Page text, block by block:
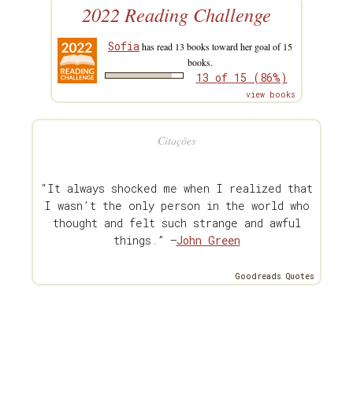
2022 Reading Challenge
Sofia has read 13 books toward her goal of 15
books.
13 of 15 (86%)
view books
Citações
“It always shocked me when I realized that
I wasn’t the only person in the world who
thought and felt such strange and awful
things.” —John Green
Goodreads Quotes